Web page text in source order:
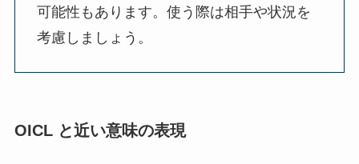
可能性もあります。使う際は相手や状況を
考慮しましょう。
OICL と近い意味の表現